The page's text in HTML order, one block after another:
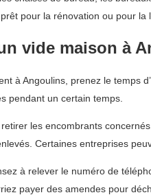
pour la rénovation ou pour la
vide maison à
à Angoulins, prenez le temps
pendant un certain temps.
les encombrants
Certaines entreprises
à relever le numéro de
payer des amendes pour